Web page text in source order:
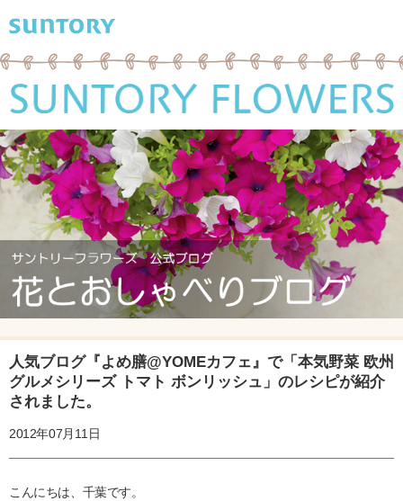
人気ブログ『よめ膳@YOMEカフェ』で「本気野菜 欧州
グルメシリーズ トマト ボンリッシュ」のレシピが紹介
されました。
2012年07月11日
こんにちは、千葉です。